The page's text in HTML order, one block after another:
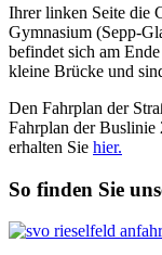
Ihrer linken Seite die
Gymnasium (Sepp-
befindet sich am
kleine Brücke und
Den Fahrplan der
Fahrplan der Buslinie
erhalten Sie hier.
So finden Sie